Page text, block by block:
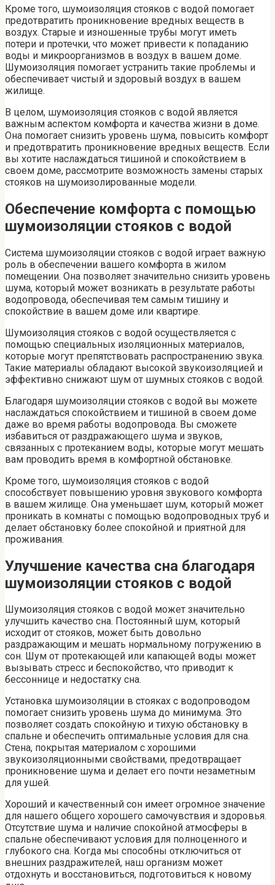
Кроме того, шумоизоляция стояков с водой помогает
предотвратить проникновение вредных веществ в
воздух. Старые и изношенные трубы могут иметь
потери и протечки, что может привести к попаданию
воды и микроорганизмов в воздух в вашем доме.
Шумоизоляция помогает устранить такие проблемы и
обеспечивает чистый и здоровый воздух в вашем
жилище.
В целом, шумоизоляция стояков с водой является
важным аспектом комфорта и качества жизни в доме.
Она помогает снизить уровень шума, повысить комфорт
и предотвратить проникновение вредных веществ. Если
вы хотите наслаждаться тишиной и спокойствием в
своем доме, рассмотрите возможность замены старых
стояков на шумоизолированные модели.
Обеспечение комфорта с помощью
шумоизоляции стояков с водой
Система шумоизоляции стояков с водой играет важную
роль в обеспечении вашего комфорта в жилом
помещении. Она позволяет значительно снизить уровень
шума, который может возникать в результате работы
водопровода, обеспечивая тем самым тишину и
спокойствие в вашем доме или квартире.
Шумоизоляция стояков с водой осуществляется с
помощью специальных изоляционных материалов,
которые могут препятствовать распространению звука.
Такие материалы обладают высокой звукоизоляцией и
эффективно снижают шум от шумных стояков с водой.
Благодаря шумоизоляции стояков с водой вы можете
наслаждаться спокойствием и тишиной в своем доме
даже во время работы водопровода. Вы сможете
избавиться от раздражающего шума и звуков,
связанных с протеканием воды, которые могут мешать
вам проводить время в комфортной обстановке.
Кроме того, шумоизоляция стояков с водой
способствует повышению уровня звукового комфорта
в вашем жилище. Она уменьшает шум, который может
проникать в комнаты с помощью водопроводных труб и
делает обстановку более спокойной и приятной для
проживания.
Улучшение качества сна благодаря
шумоизоляции стояков с водой
Шумоизоляция стояков с водой может значительно
улучшить качество сна. Постоянный шум, который
исходит от стояков, может быть довольно
раздражающим и мешать нормальному погружению в
сон. Шум от протекающей или капающей воды может
вызывать стресс и беспокойство, что приводит к
бессоннице и недостатку сна.
Установка шумоизоляции в стояках с водопроводом
помогает снизить уровень шума до минимума. Это
позволяет создать спокойную и тихую обстановку в
спальне и обеспечить оптимальные условия для сна.
Стена, покрытая материалом с хорошими
звукоизоляционными свойствами, предотвращает
проникновение шума и делает его почти незаметным
для ушей.
Хороший и качественный сон имеет огромное значение
для нашего общего хорошего самочувствия и здоровья.
Отсутствие шума и наличие спокойной атмосферы в
спальне обеспечивают условия для полноценного и
глубокого сна. Когда мы способны отключиться от
внешних раздражителей, наш организм может
отдохнуть и восстановиться, подготовиться к новому